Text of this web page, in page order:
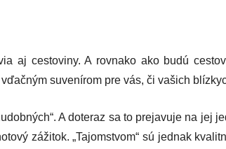
aj cestoviny. A rovnako ako budú
suvenírom pre vás, či vašich
A doteraz sa to prejavuje na jej
zážitok. „Tajomstvom“ sú jednak